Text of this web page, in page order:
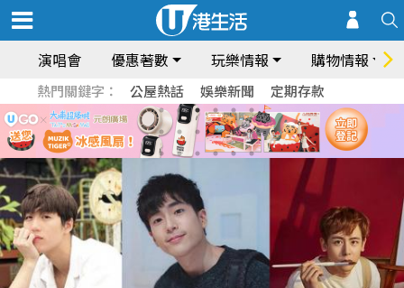
演唱會 優惠著數 玩樂情報 購物情報
熱門關鍵字： 公屋熱話 娛樂新聞 定期存款